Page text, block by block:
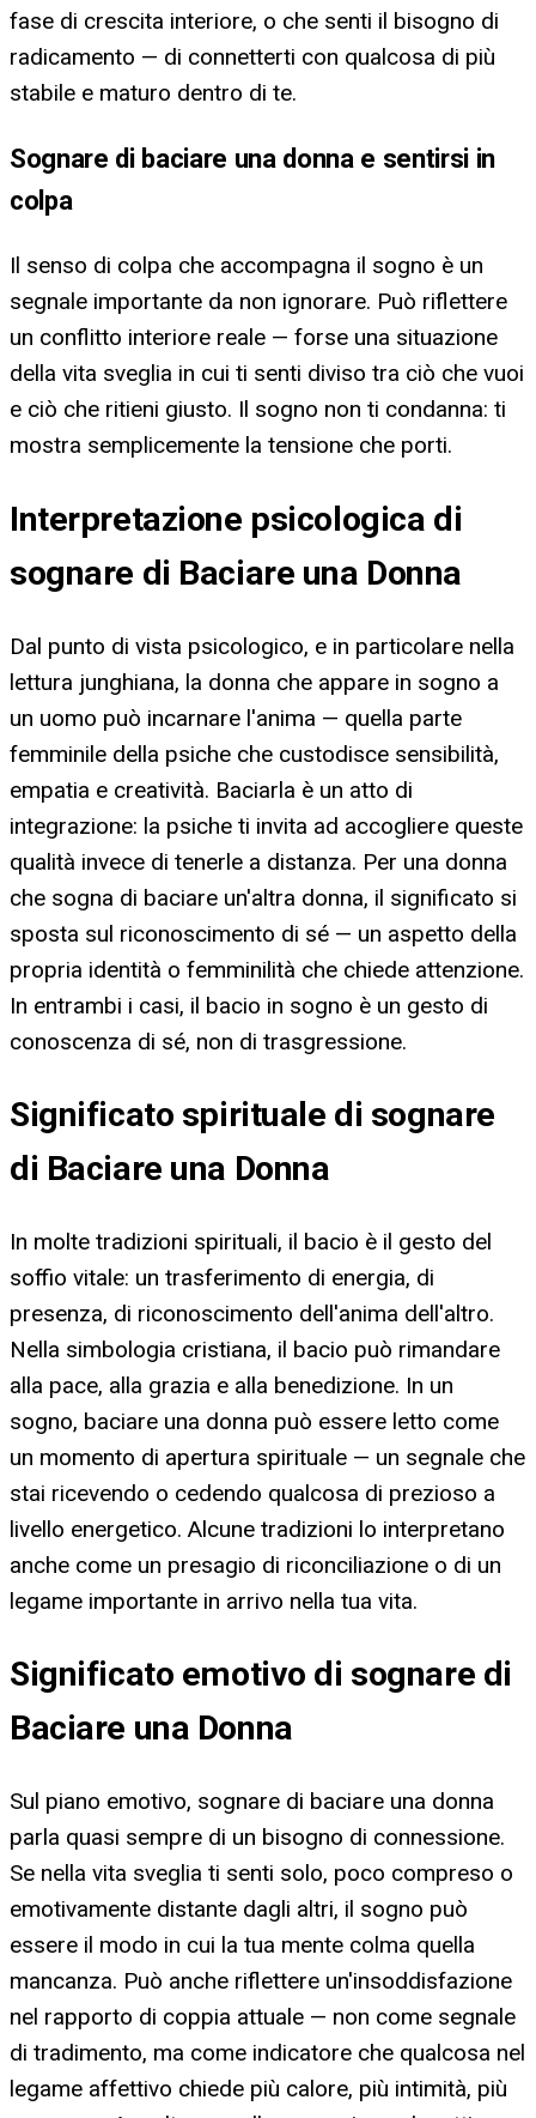
fase di crescita interiore, o che senti il bisogno di
radicamento — di connetterti con qualcosa di più
stabile e maturo dentro di te.
Sognare di baciare una donna e sentirsi in
colpa
Il senso di colpa che accompagna il sogno è un
segnale importante da non ignorare. Può riflettere
un conflitto interiore reale — forse una situazione
della vita sveglia in cui ti senti diviso tra ciò che vuoi
e ciò che ritieni giusto. Il sogno non ti condanna: ti
mostra semplicemente la tensione che porti.
Interpretazione psicologica di
sognare di Baciare una Donna
Dal punto di vista psicologico, e in particolare nella
lettura junghiana, la donna che appare in sogno a
un uomo può incarnare l'anima — quella parte
femminile della psiche che custodisce sensibilità,
empatia e creatività. Baciarla è un atto di
integrazione: la psiche ti invita ad accogliere queste
qualità invece di tenerle a distanza. Per una donna
che sogna di baciare un'altra donna, il significato si
sposta sul riconoscimento di sé — un aspetto della
propria identità o femminilità che chiede attenzione.
In entrambi i casi, il bacio in sogno è un gesto di
conoscenza di sé, non di trasgressione.
Significato spirituale di sognare
di Baciare una Donna
In molte tradizioni spirituali, il bacio è il gesto del
soffio vitale: un trasferimento di energia, di
presenza, di riconoscimento dell'anima dell'altro.
Nella simbologia cristiana, il bacio può rimandare
alla pace, alla grazia e alla benedizione. In un
sogno, baciare una donna può essere letto come
un momento di apertura spirituale — un segnale che
stai ricevendo o cedendo qualcosa di prezioso a
livello energetico. Alcune tradizioni lo interpretano
anche come un presagio di riconciliazione o di un
legame importante in arrivo nella tua vita.
Significato emotivo di sognare di
Baciare una Donna
Sul piano emotivo, sognare di baciare una donna
parla quasi sempre di un bisogno di connessione.
Se nella vita sveglia ti senti solo, poco compreso o
emotivamente distante dagli altri, il sogno può
essere il modo in cui la tua mente colma quella
mancanza. Può anche riflettere un'insoddisfazione
nel rapporto di coppia attuale — non come segnale
di tradimento, ma come indicatore che qualcosa nel
legame affettivo chiede più calore, più intimità, più